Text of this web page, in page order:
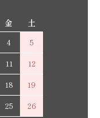
金
土
4
5
11
12
18
19
25
26